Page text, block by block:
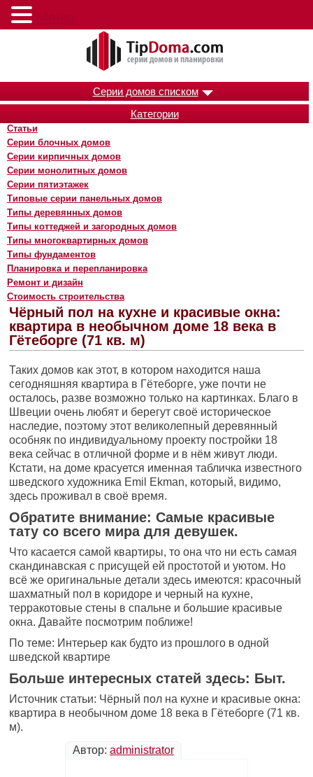
Серии домов списком
Категории
Статьи
Серии блочных домов
Серии кирпичных домов
Серии монолитных домов
Серии пятиэтажек
Типовые серии панельных домов
Типы деревянных домов
Типы коттеджей и загородных домов
Типы многоквартирных домов
Типы фундаментов
Планировка и перепланировка
Ремонт и дизайн
Стоимость строительства
Чёрный пол на кухне и красивые окна:
квартира в необычном доме 18 века в
Гётеборге (71 кв. м)
Таких домов как этот, в котором находится наша
сегодняшняя квартира в Гётеборге, уже почти не
осталось, разве возможно только на картинках. Благо в
Швеции очень любят и берегут своё историческое
наследие, поэтому этот великолепный деревянный
особняк по индивидуальному проекту постройки 18
века сейчас в отличной форме и в нём живут люди.
Кстати, на доме красуется именная табличка известного
шведского художника Emil Ekman, который, видимо,
здесь проживал в своё время.
Обратите внимание: Самые красивые
тату со всего мира для девушек.
Что касается самой квартиры, то она что ни есть самая
скандинавская с присущей ей простотой и уютом. Но
всё же оригинальные детали здесь имеются: красочный
шахматный пол в коридоре и черный на кухне,
терракотовые стены в спальне и большие красивые
окна. Давайте посмотрим поближе!
По теме: Интерьер как будто из прошлого в одной
шведской квартире
Больше интересных статей здесь: Быт.
Источник статьи: Чёрный пол на кухне и красивые окна:
квартира в необычном доме 18 века в Гётеборге (71 кв.
м).
Автор: administrator